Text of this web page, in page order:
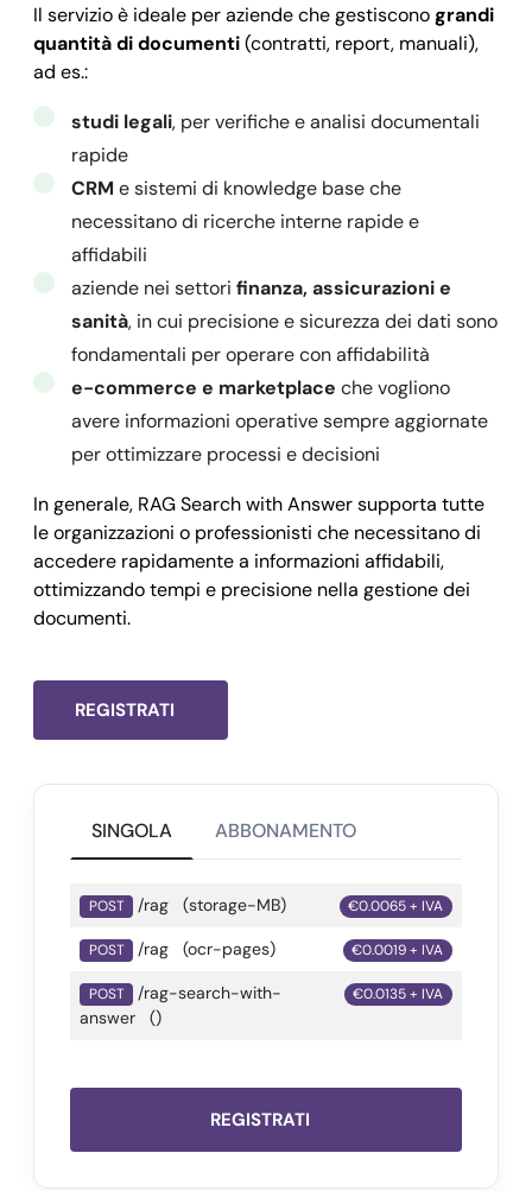
            "custom_key_int":
0,
            "custom_key_geo_latitude":
0,
            "custom_key_geo_longitude":
            "custom_key_bool":
true
          }
        }
      ]
    }
  ],
  "success":
true,
  "message":
"",
  "error":
null
Il servizio è ideale per aziende che gestisconograndi
quantità di documenti(contratti, report, manuali),
ad es.:
studi legali, per verifiche e analisi documentali
rapide
CRM e sistemi di knowledge base che
necessitano di ricerche interne rapide e
affidabili
aziende nei settori finanza, assicurazioni e
sanità, in cui precisione e sicurezza dei dati sono
fondamentali per operare con affidabilità
e-commerce e marketplace che vogliono
avere informazioni operative sempre aggiornate
per ottimizzare processi e decisioni
In generale, RAG Search with Answer supporta tutte
le organizzazioni o professionisti che necessitano di
accedere rapidamente a informazioni affidabili,
ottimizzando tempi e precisione nella gestione dei
documenti.
REGISTRATI
SINGOLA ABBONAMENTO
POST /rag (storage-MB) €0.0065 + IVA
POST /rag (ocr-pages) €0.0019 + IVA
POST
/rag-search-with-
answer
()
€0.0135 + IVA
REGISTRATI